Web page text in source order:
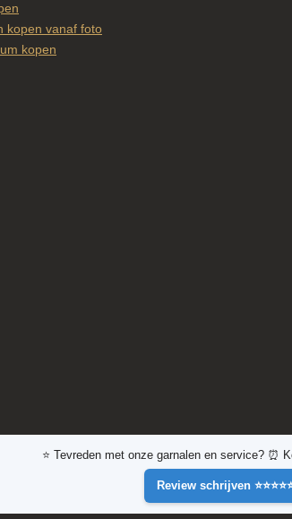
kopen vanaf foto
kopen
⭐ Tevreden met onze garnalen en service? ⏰
Review schrijven